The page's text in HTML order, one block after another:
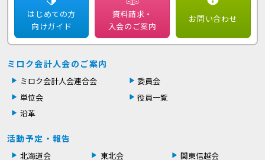
はじめての方
向けガイド
資料請求・
入会のご案内
お問い合わせ
ミロク会計人会のご案内
ミロク会計人会連合会
委員会
単位会
役員一覧
沿革
活動予定・報告
北海道会 東北会
関東信越会